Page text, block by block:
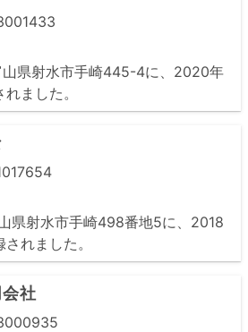
山県射水市手崎445-4に、2020年
ました。
県射水市手崎498番地5に、2018
れました。
社